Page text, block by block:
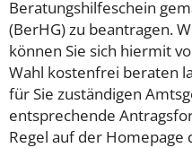
Beratungshilfeschein
(BerHG) zu beantragen.
können Sie sich hiermit
Wahl kostenfrei beraten
für Sie zuständigen
entsprechende
Regel auf der Homepage